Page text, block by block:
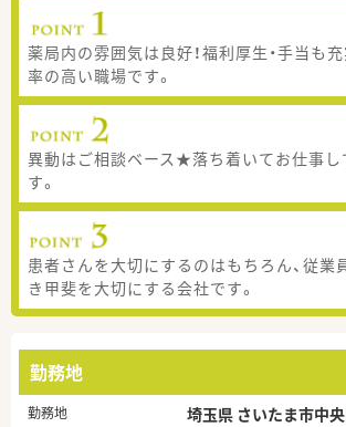
薬局内の雰囲気は良好！福利厚生・手当も
率の高い職場です。
異動はご相談ベース★落ち着いてお仕事し
す。
患者さんを大切にするのはもちろん、従業
き甲斐を大切にする会社です。
勤務地
勤務地 埼玉県 さいたま市中